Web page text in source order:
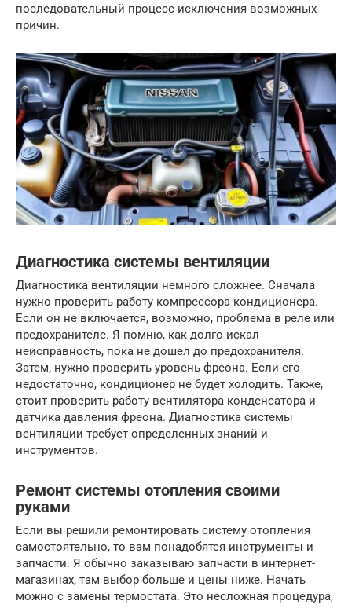
последовательный процесс исключения возможных
причин.
Диагностика системы вентиляции
Диагностика вентиляции немного сложнее. Сначала
нужно проверить работу компрессора кондиционера.
Если он не включается, возможно, проблема в реле или
предохранителе. Я помню, как долго искал
неисправность, пока не дошел до предохранителя.
Затем, нужно проверить уровень фреона. Если его
недостаточно, кондиционер не будет холодить. Также,
стоит проверить работу вентилятора конденсатора и
датчика давления фреона. Диагностика системы
вентиляции требует определенных знаний и
инструментов.
Ремонт системы отопления своими
руками
Если вы решили ремонтировать систему отопления
самостоятельно, то вам понадобятся инструменты и
запчасти. Я обычно заказываю запчасти в интернет-
магазинах, там выбор больше и цены ниже. Начать
можно с замены термостата. Это несложная процедура,